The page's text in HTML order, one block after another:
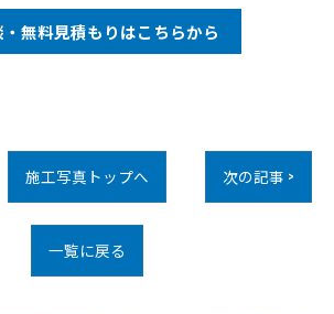
・無料見積もりはこちらから
施工写真トップへ 次の記事 >
一覧に戻る